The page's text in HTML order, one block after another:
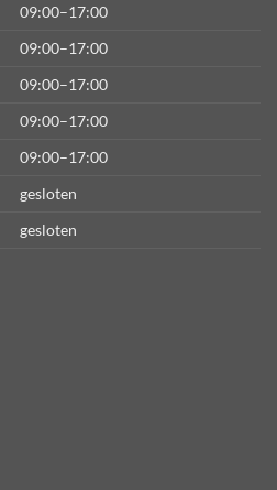
09:00–17:00
09:00–17:00
09:00–17:00
09:00–17:00
09:00–17:00
gesloten
gesloten